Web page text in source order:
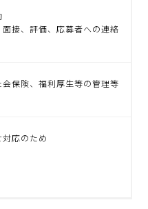
面接、評価、応募者への連絡
会保険、福利厚生等の管理等
応のため